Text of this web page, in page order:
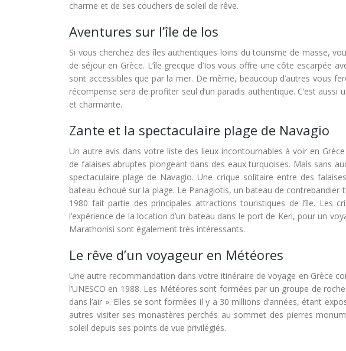
charme et de ses couchers de soleil de rêve.
Aventures sur l’île de Ios
Si vous cherchez des îles authentiques loins du tourisme de masse,
de séjour en Grèce. L’île grecque d’Ios vous offre une côte escarpée
sont accessibles que par la mer. De même, beaucoup d’autres vous
récompense sera de profiter seul d’un paradis authentique. C’est
et charmante.
Zante et la spectaculaire plage de Navagio
Un autre avis dans votre liste des lieux incontournables à voir en
de falaises abruptes plongeant dans des eaux turquoises. Mais sans
spectaculaire plage de Navagio. Une crique solitaire entre des
bateau échoué sur la plage. Le Panagiotis, un bateau de
1980 fait partie des principales attractions touristiques de l’île. Les
l’expérience de la location d’un bateau dans le port de Keri, pour un
Marathonisi sont également très intéressants.
Le rêve d’un voyageur en Météores
Une autre recommandation dans votre itinéraire de voyage en Grèce
l’UNESCO en 1988. Les Météores sont formées par un groupe de
dans l’air ». Elles se sont formées il y a 30 millions d’années, étant
autres visiter ses monastères perchés au sommet des pierres
soleil depuis ses points de vue privilégiés.